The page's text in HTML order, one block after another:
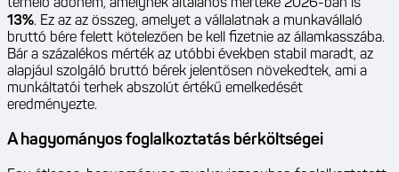
terhelő adónem, amelynek általános mértéke 2026-ban is
13%. Ez az az összeg, amelyet a vállalatnak a munkavállaló
bruttó bére felett kötelezően be kell fizetnie az államkasszába.
Bár a százalékos mérték az utóbbi években stabil maradt, az
alapjául szolgáló bruttó bérek jelentősen növekedtek, ami a
munkáltatói terhek abszolút értékű emelkedését
eredményezte.
A hagyományos foglalkoztatás bérköltségei